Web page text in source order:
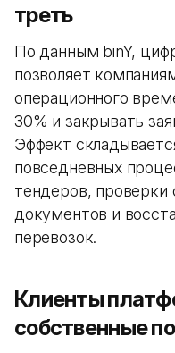
треть
По данным binY,
позволяет
операционного
30% и закрывать
Эффект
повседневных
тендеров, проверки
документов и
перевозок.
Клиенты
собственные